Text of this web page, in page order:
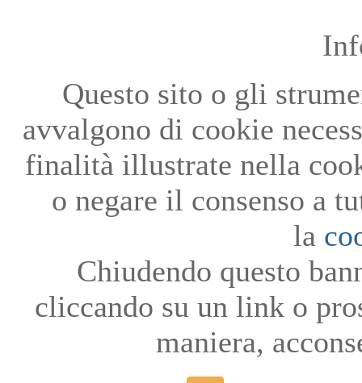
Questo sito o gli
avvalgono di cookie
finalità illustrate nella
o negare il consenso a
la
Chiudendo questo
cliccando su un link o
maniera,